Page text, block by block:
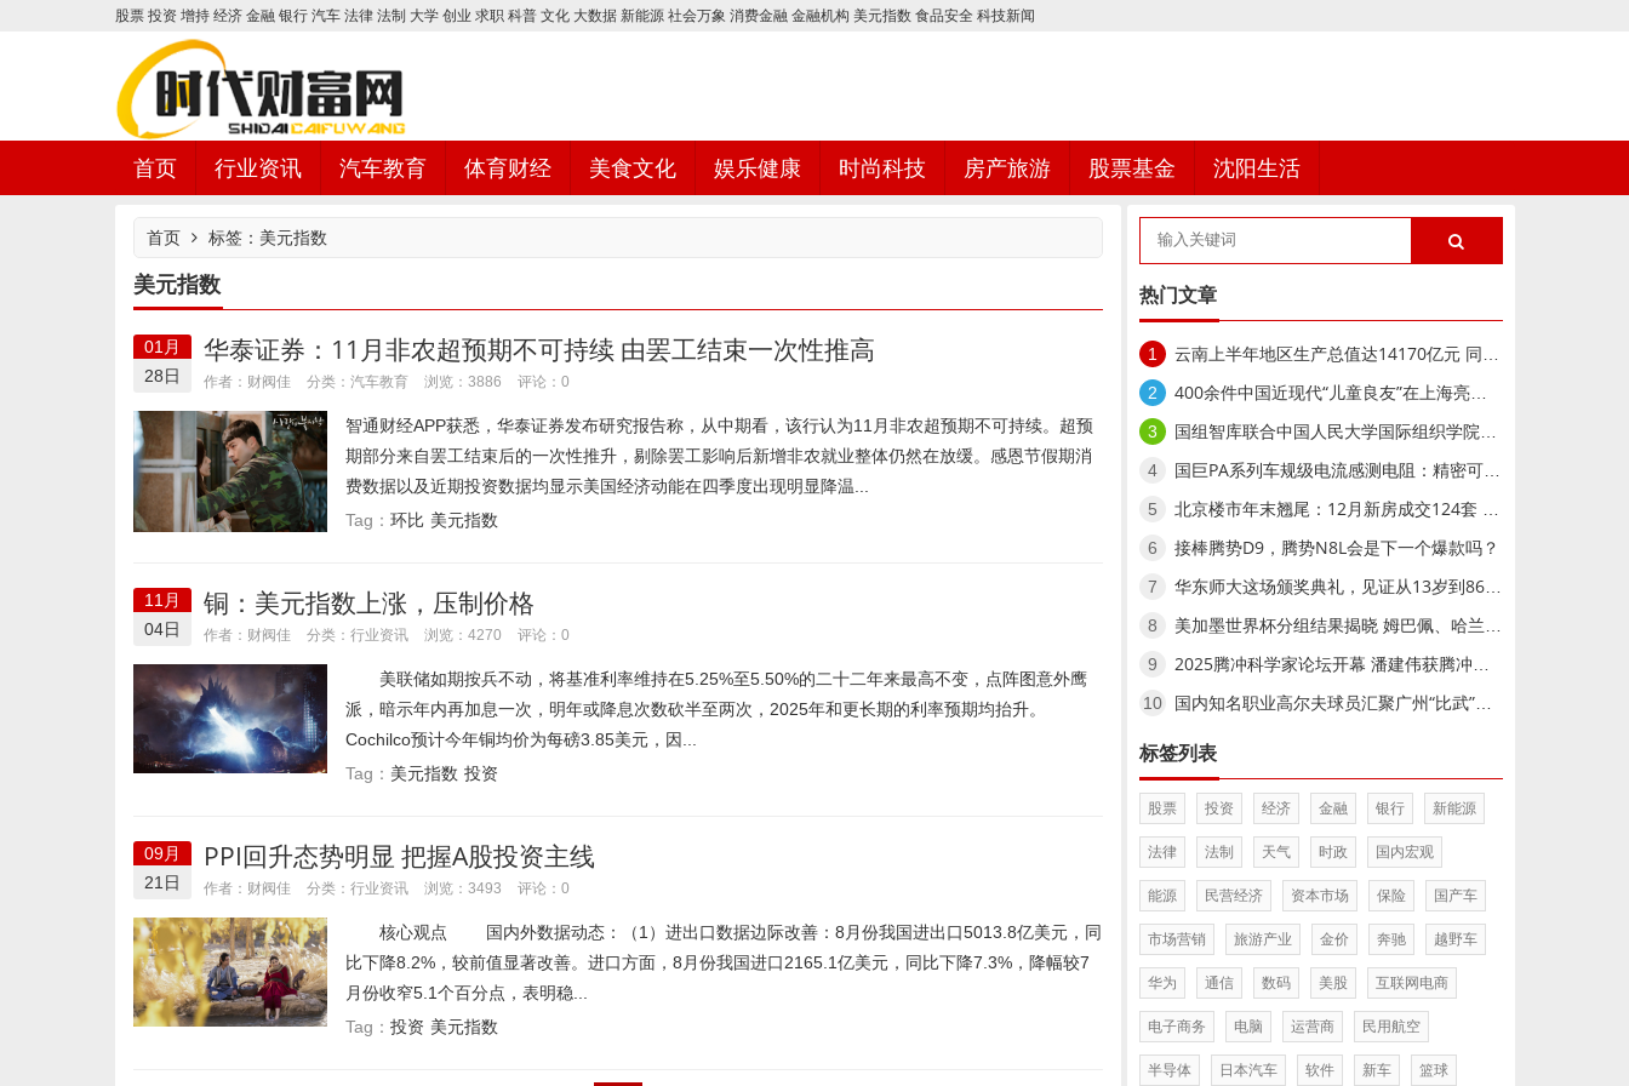
股票 投资 增持 经济 金融 银行 汽车 法律 法制 大学 创业 求职 科普 文化 大数据 新能源 社会万象 消费金融 金融机构 美元指数 食品安全 科技新闻
时代财富网
首页 行业资讯 汽车教育 体育财经 美食文化 娱乐健康 时尚科技 房产旅游 股票基金 沈阳生活
首页 标签：美元指数
美元指数
01月
28日
华泰证券：11月非农超预期不可持续 由罢工结束一次性推高
作者：财阀佳 分类： 汽车教育 浏览：3886 评论：0
智通财经APP获悉，华泰证券发布研究报告称，从中期看，该行认为11月非农超预期不可持续。超预
期部分来自罢工结束后的一次性推升，剔除罢工影响后新增非农就业整体仍然在放缓。感恩节假期消
费数据以及近期投资数据均显示美国经济动能在四季度出现明显降温...
Tag： 环比 美元指数
11月
04日
铜：美元指数上涨，压制价格
作者：财阀佳 分类： 行业资讯 浏览：4270 评论：0
美联储如期按兵不动，将基准利率维持在5.25%至5.50%的二十二年来最高不变，点阵图意外鹰
派，暗示年内再加息一次，明年或降息次数砍半至两次，2025年和更长期的利率预期均抬升。
Cochilco预计今年铜均价为每磅3.85美元，因...
Tag： 美元指数 投资
09月
21日
PPI回升态势明显 把握A股投资主线
作者：财阀佳 分类： 行业资讯 浏览：3493 评论：0
核心观点 国内外数据动态：（1）进出口数据边际改善：8月份我国进出口5013.8亿美元，同
比下降8.2%，较前值显著改善。进口方面，8月份我国进口2165.1亿美元，同比下降7.3%，降幅较7
月份收窄5.1个百分点，表明稳...
Tag： 投资 美元指数
热门文章
1 云南上半年地区生产总值达14170亿元 同比增长5.1%
2 400余件中国近现代“儿童良友”在上海亮相,400余件中国近现代“儿童良友”在上海亮相
3 国组智库联合中国人民大学国际组织学院举办“AI时代的国际组织重构与全球领导力人才战略”研讨会
4 国巨PA系列车规级电流感测电阻：精密可靠的动力守护者
5 北京楼市年末翘尾：12月新房成交124套 二手房回暖明显
6 接棒腾势D9，腾势N8L会是下一个爆款吗？
7 华东师大这场颁奖典礼，见证从13岁到86岁的文学奔赴
8 美加墨世界杯分组结果揭晓 姆巴佩、哈兰德小组赛相遇美加墨世界杯分组结果揭晓 姆巴佩、哈兰德小组赛相遇
9 2025腾冲科学家论坛开幕 潘建伟获腾冲科学大奖,2025腾冲科学家论坛开幕 潘建伟获腾冲科学大奖
10 国内知名职业高尔夫球员汇聚广州“比武”国内知名职业高尔夫球员汇聚广州“比武”
标签列表
股票 投资 经济 金融 银行 新能源
法律 法制 天气 时政 国内宏观
能源 民营经济 资本市场 保险 国产车
市场营销 旅游产业 金价 奔驰 越野车
华为 通信 数码 美股 互联网电商
电子商务 电脑 运营商 民用航空
半导体 日本汽车 软件 新车 篮球